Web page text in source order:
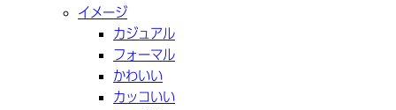
イメージ
カジュアル
フォーマル
かわいい
カッコいい